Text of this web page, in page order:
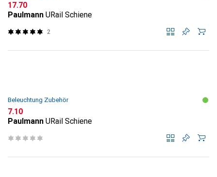
CHF
17.70
Paulmann URail Schiene
2
Beleuchtung Zubehör
CHF
7.10
Paulmann URail Schiene